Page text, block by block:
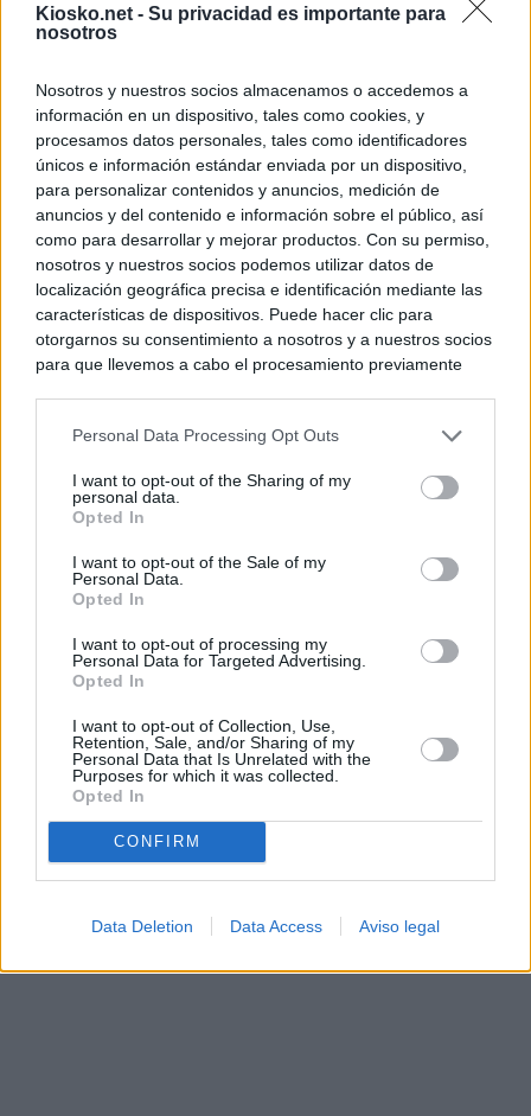
Kiosko.net - Su privacidad es importante para
nosotros
Nosotros y nuestros socios almacenamos o accedemos a
información en un dispositivo, tales como cookies, y
procesamos datos personales, tales como identificadores
únicos e información estándar enviada por un dispositivo,
para personalizar contenidos y anuncios, medición de
anuncios y del contenido e información sobre el público, así
como para desarrollar y mejorar productos. Con su permiso,
nosotros y nuestros socios podemos utilizar datos de
localización geográfica precisa e identificación mediante las
características de dispositivos. Puede hacer clic para
otorgarnos su consentimiento a nosotros y a nuestros socios
para que llevemos a cabo el procesamiento previamente
negar su consentimiento. Tenga en cuenta que algún
de su consentimiento, pero usted tiene el derecho de
rechazar tal procesamiento. Sus preferencias se aplicarán
cualquier momento entrando de nuevo en este sitio web o
visitando nuestra política de privacidad.
Personal Data Processing Opt Outs
I want to opt-out of the Sharing of my
personal data.
Opted In
I want to opt-out of the Sale of my
Personal Data.
Opted In
I want to opt-out of processing my
Personal Data for Targeted Advertising.
Opted In
I want to opt-out of Collection, Use,
Retention, Sale, and/or Sharing of my
Personal Data that Is Unrelated with the
Purposes for which it was collected.
Opted In
CONFIRM
Data Deletion Data Access Aviso legal